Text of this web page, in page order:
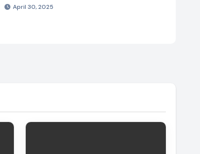
April 30, 2025